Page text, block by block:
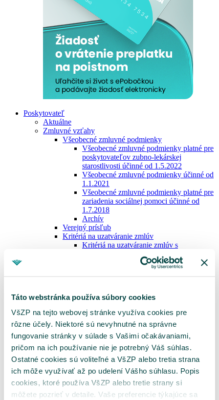
Táto webstránka používa súbory cookies
VšZP na tejto webovej stránke využíva cookies pre
rôzne účely. Niektoré sú nevyhnutné na správne
fungovanie stránky v súlade s Vašimi očakávaniami,
pričom na ich používanie nie je potrebný Váš súhlas.
Ostatné cookies sú voliteľné a VšZP alebo tretia strana
ich môže využívať až po udelení Vášho súhlasu. Popis
cookies, ktoré používa VšZP alebo tretie strany si
môžete pozrieť v detaile. Vaše preferencie týkajúce sa
Poskytovateľ
Aktuálne
Zmluvné vzťahy
Všeobecné zmluvné podmienky
Všeobecné zmluvné podmienky platné pre
poskytovateľov zubno-lekárskej
starostlivosti účinné od 1.5.2022
Všeobecné zmluvné podmienky účinné od
1.1.2021
Všeobecné zmluvné podmienky platné pre
zariadenia sociálnej pomoci účinné od
1.7.2018
Archív
Verejný prísľub
Kritériá na uzatváranie zmlúv
Kritériá na uzatváranie zmlúv s
Kritériá na uzatváranie zmlúv v ŠAS a
Kritériá na uzatváranie zmlúv s ADOS
Kritériá na uzatváranie zmlúv so Z-LPS
Kritériá na uzatváranie zmlúv so ZSP
Kritériá na uzatváranie zmlúv s
poskytovateľmi nových MR pracovísk
Kritériá na uzatváranie zmlúv s
poskytovateľmi nových CT pracovísk
Hodnotiace parametre
Metodika k hodnotiacim parametrom pre
VLD, VLDD, GYN a ŠAS
Metodika k hodnotiacim parametrom pre